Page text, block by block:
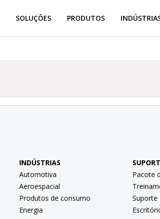
SOLUÇÕES PRODUTOS
INDÚSTRIAS
Automotiva
Aeroespacial
Produtos de consumo
Energia
Pacote
Suporte